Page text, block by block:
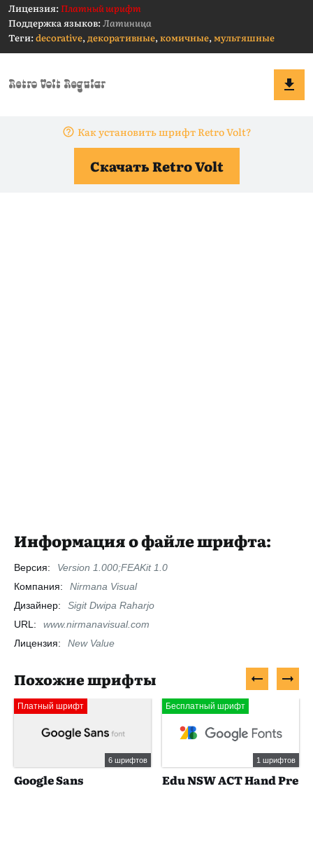
Лицензия: Платный шрифт
Поддержка языков:Латиница
Теги:decorative, декоративные, комичные, мультяшные
Как установить шрифт Retro Volt?
Скачать Retro Volt
Информация о файле шрифта:
Версия:
Version 1.000;FEAKit 1.0
Компания:
Nirmana Visual
Дизайнер:
Sigit Dwipa Raharjo
URL:
www.nirmanavisual.com
Лицензия:
New Value
Похожие шрифты
Платный шрифт
6 шрифтов
Google Sans
Бесплатный шрифт
1 шрифтов
Edu NSW ACT Hand Pre